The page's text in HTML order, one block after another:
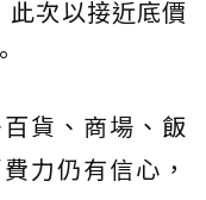
此次以接近底價
貨、商場、飯
力仍有信心，